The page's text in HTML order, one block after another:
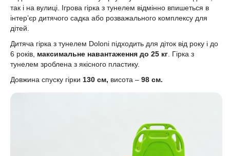
так і на вулиці. Ігрова гірка з тунелем відмінно впишеться в
інтер’єр дитячого садка або розважального комплексу для
дітей.
Дитяча гірка з тунелем Doloni підходить для діток від року і до
6 років, максимальне навантаження до 25 кг . Гірка з
тунелем зроблена з якісного пластику.
Довжина спуску гірки 130 см, висота – 98 см.